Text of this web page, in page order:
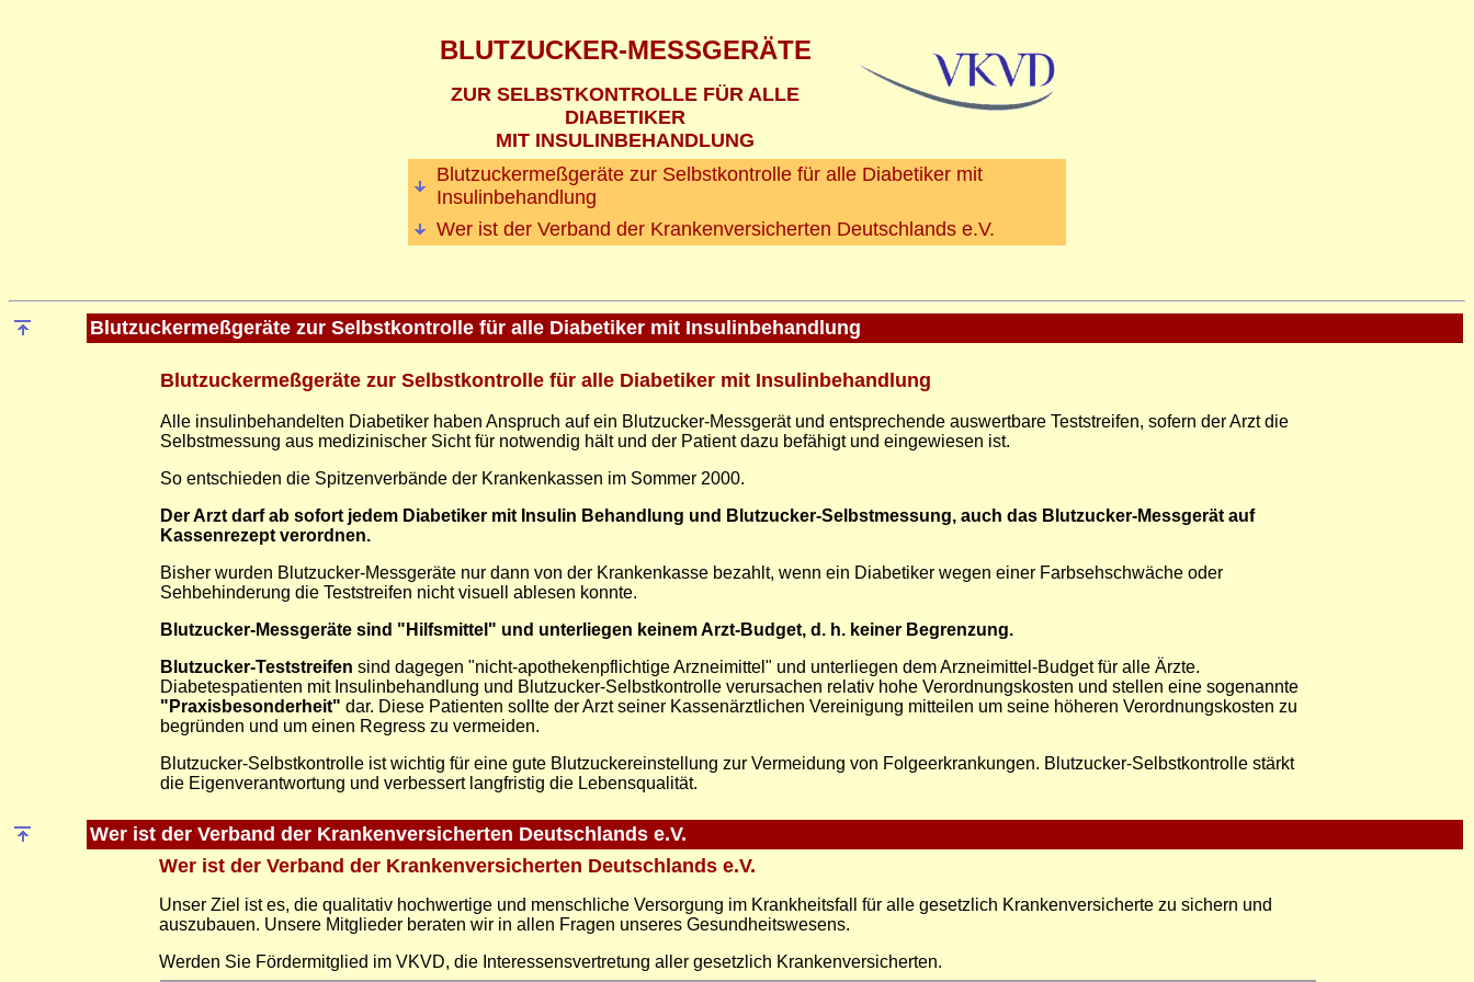
BLUTZUCKER-MESSGERÄTE
ZUR SELBSTKONTROLLE FÜR ALLE
DIABETIKER
MIT INSULINBEHANDLUNG
Blutzuckermeßgeräte zur Selbstkontrolle für alle Diabetiker mit
Insulinbehandlung
Wer ist der Verband der Krankenversicherten Deutschlands e.V.
Blutzuckermeßgeräte zur Selbstkontrolle für alle Diabetiker mit Insulinbehandlung
Blutzuckermeßgeräte zur Selbstkontrolle für alle Diabetiker mit Insulinbehandlung
Alle insulinbehandelten Diabetiker haben Anspruch auf ein Blutzucker-Messgerät und entsprechende auswertbare Teststreifen, sofern der Arzt die
Selbstmessung aus medizinischer Sicht für notwendig hält und der Patient dazu befähigt und eingewiesen ist.
So entschieden die Spitzenverbände der Krankenkassen im Sommer 2000.
Der Arzt darf ab sofort jedem Diabetiker mit Insulin Behandlung und Blutzucker-Selbstmessung, auch das Blutzucker-Messgerät auf
Kassenrezept verordnen.
Bisher wurden Blutzucker-Messgeräte nur dann von der Krankenkasse bezahlt, wenn ein Diabetiker wegen einer Farbsehschwäche oder
Sehbehinderung die Teststreifen nicht visuell ablesen konnte.
Blutzucker-Messgeräte sind "Hilfsmittel" und unterliegen keinem Arzt-Budget, d. h. keiner Begrenzung.
Blutzucker-Teststreifen sind dagegen "nicht-apothekenpflichtige Arzneimittel" und unterliegen dem Arzneimittel-Budget für alle Ärzte.
Diabetespatienten mit Insulinbehandlung und Blutzucker-Selbstkontrolle verursachen relativ hohe Verordnungskosten und stellen eine sogenannte
"Praxisbesonderheit" dar. Diese Patienten sollte der Arzt seiner Kassenärztlichen Vereinigung mitteilen um seine höheren Verordnungskosten zu
begründen und um einen Regress zu vermeiden.
Blutzucker-Selbstkontrolle ist wichtig für eine gute Blutzuckereinstellung zur Vermeidung von Folgeerkrankungen. Blutzucker-Selbstkontrolle stärkt
die Eigenverantwortung und verbessert langfristig die Lebensqualität.
Wer ist der Verband der Krankenversicherten Deutschlands e.V.
Wer ist der Verband der Krankenversicherten Deutschlands e.V.
Unser Ziel ist es, die qualitativ hochwertige und menschliche Versorgung im Krankheitsfall für alle gesetzlich Krankenversicherte zu sichern und
auszubauen. Unsere Mitglieder beraten wir in allen Fragen unseres Gesundheitswesens.
Werden Sie Fördermitglied im VKVD, die Interessensvertretung aller gesetzlich Krankenversicherten.